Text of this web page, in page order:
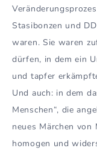
Stasibonzen und
waren. Sie waren
dürfen, in dem ein
und tapfer
Und auch: in dem
Menschen“, die
neues Märchen
homogen und